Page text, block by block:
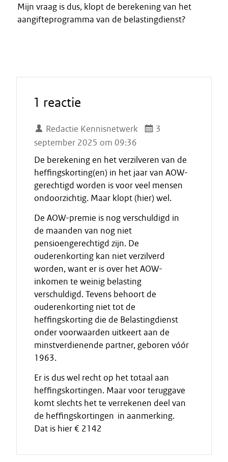
Mijn vraag is dus, klopt de berekening van het
aangifteprogramma van de belastingdienst?
1 reactie
Redactie Kennisnetwerk
3
september 2025 om 09:36
De berekening en het verzilveren van de
heffingskorting(en) in het jaar van AOW-
gerechtigd worden is voor veel mensen
ondoorzichtig. Maar klopt (hier) wel.
De AOW-premie is nog verschuldigd in
de maanden van nog niet
pensioengerechtigd zijn. De
ouderenkorting kan niet verzilverd
worden, want er is over het AOW-
inkomen te weinig belasting
verschuldigd. Tevens behoort de
ouderenkorting niet tot de
heffingskorting die de Belastingdienst
onder voorwaarden uitkeert aan de
minstverdienende partner, geboren vóór
1963.
Er is dus wel recht op het totaal aan
heffingskortingen. Maar voor teruggave
komt slechts het te verrekenen deel van
de heffingskortingen in aanmerking.
Dat is hier € 2142